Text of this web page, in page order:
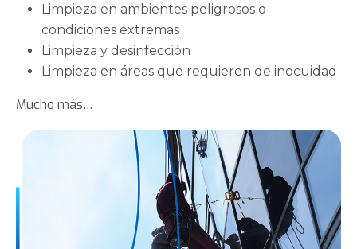
Limpieza en ambientes peligrosos o
condiciones extremas
Limpieza y desinfección
Limpieza en áreas que requieren de inocuidad
Mucho más…